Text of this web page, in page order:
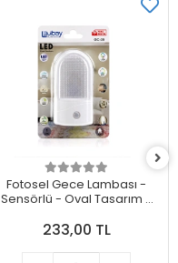
Fotosel Gece Lambası -
Sensörlü - Oval Tasarım -
233,00 TL